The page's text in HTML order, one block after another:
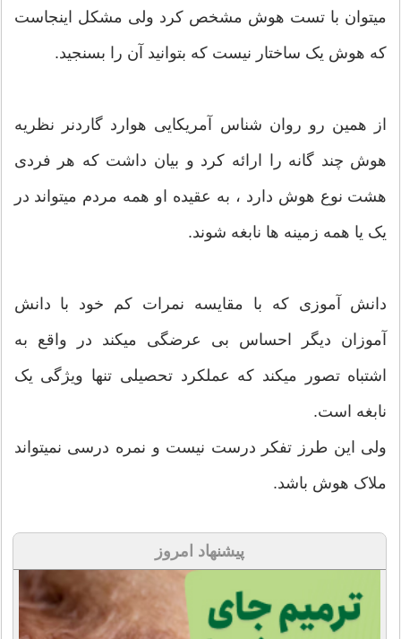
میتوان با تست هوش مشخص کرد ولی مشکل اینجاست
که هوش یک ساختار نیست که بتوانید آن را بسنجید.
از همین رو روان شناس آمریکایی هوارد گاردنر نظریه
هوش چند گانه را ارائه کرد و بیان داشت که هر فردی
هشت نوع هوش دارد ، به عقیده او همه مردم میتواند در
یک یا همه زمینه ها نابغه شوند.
دانش آموزی که با مقایسه نمرات کم خود با دانش
آموزان دیگر احساس بی عرضگی میکند در واقع به
اشتباه تصور میکند که عملکرد تحصیلی تنها ویژگی یک
نابغه است.
ولی این طرز تفکر درست نیست و نمره درسی نمیتواند
ملاک هوش باشد.
پیشنهاد امروز